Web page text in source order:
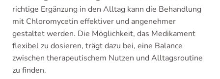
richtige Ergänzung in den Alltag kann die Behandlung
mit Chloromycetin effektiver und angenehmer
gestaltet werden. Die Möglichkeit, das Medikament
flexibel zu dosieren, trägt dazu bei, eine Balance
zwischen therapeutischem Nutzen und Alltagsroutine
zu finden.